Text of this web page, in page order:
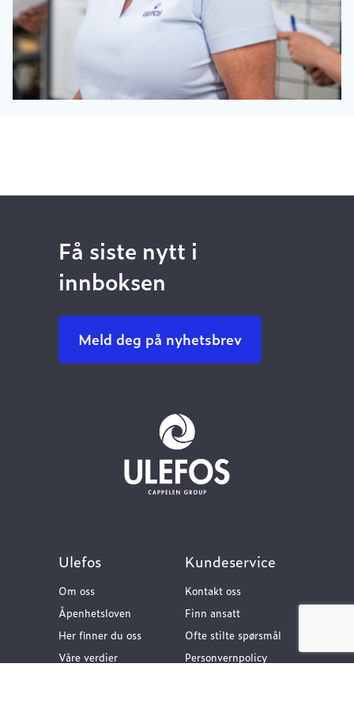
Få siste nytt i
innboksen
Meld deg på nyhetsbrev
Ulefos
Om oss
Åpenhetsloven
Her finner du oss
Våre verdier
Kundeservice
Kontakt oss
Finn ansatt
Ofte stilte spørsmål
Personvernpolicy